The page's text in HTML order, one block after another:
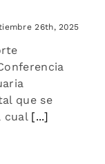
26th, 2025
que se
cual [...]